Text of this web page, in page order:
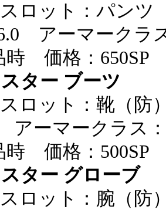
ロット：パン
アーマークラ
時 価格：650SP
ター ブーツ
ロット：靴（
アーマークラス
時 価格：500SP
ター グローブ
ロット：腕（